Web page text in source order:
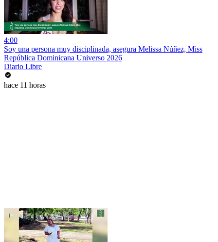
4:00
Soy una persona muy disciplinada, asegura Melissa Núñez, Miss
República Dominicana Universo 2026
Diario Libre
hace 11 horas